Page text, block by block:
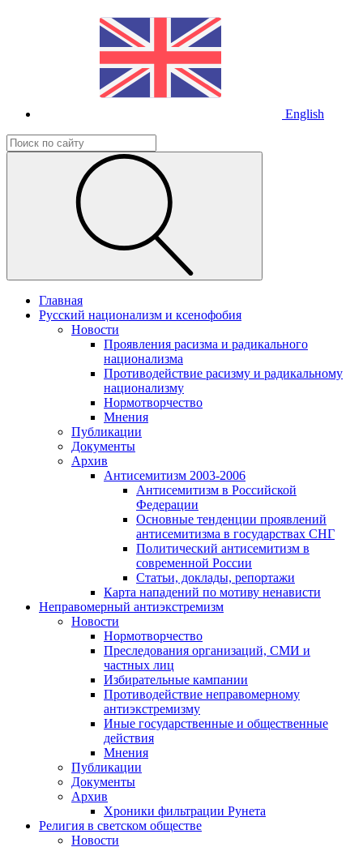
English
Главная
Русский национализм и ксенофобия
Новости
Проявления расизма и радикального
национализма
Противодействие расизму и радикальному
национализму
Нормотворчество
Мнения
Публикации
Документы
Архив
Антисемитизм 2003-2006
Антисемитизм в Российской
Федерации
Основные тенденции проявлений
антисемитизма в государствах СНГ
Политический антисемитизм в
современной России
Статьи, доклады, репортажи
Карта нападений по мотиву ненависти
Неправомерный антиэкстремизм
Новости
Нормотворчество
Преследования организаций, СМИ и
частных лиц
Избирательные кампании
Противодействие неправомерному
антиэкстремизму
Иные государственные и общественные
действия
Мнения
Публикации
Документы
Архив
Хроники фильтрации Рунета
Религия в светском обществе
Новости